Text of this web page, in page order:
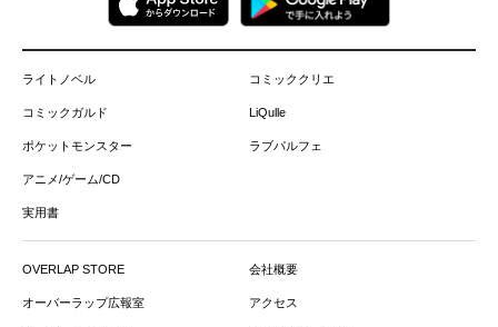
ライトノベル
コミックガルド
ポケットモンスター
アニメ/ゲーム/CD
実用書
コミッククリエ
LiQulle
ラブパルフェ
OVERLAP STORE
オーバーラップ広報室
会社概要
アクセス